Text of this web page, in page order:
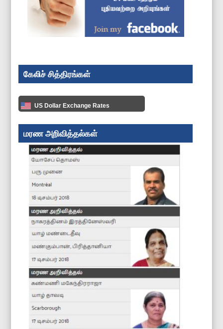
கேலிச் சித்திரங்கள்
US Dollar Exchange Rates
மரண அறிவித்தல்கள்